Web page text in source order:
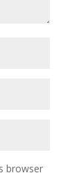
browser